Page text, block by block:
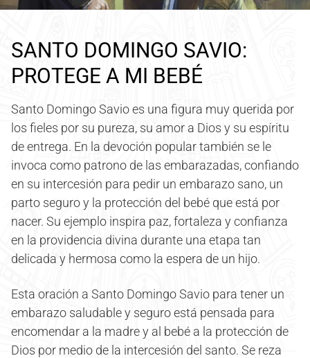
SANTO DOMINGO SAVIO:
PROTEGE A MI BEBÉ
Santo Domingo Savio es una figura muy querida por
los fieles por su pureza, su amor a Dios y su espíritu
de entrega. En la devoción popular también se le
invoca como patrono de las embarazadas, confiando
en su intercesión para pedir un embarazo sano, un
parto seguro y la protección del bebé que está por
nacer. Su ejemplo inspira paz, fortaleza y confianza
en la providencia divina durante una etapa tan
delicada y hermosa como la espera de un hijo.
Esta oración a Santo Domingo Savio para tener un
embarazo saludable y seguro está pensada para
encomendar a la madre y al bebé a la protección de
Dios por medio de la intercesión del santo. Se reza